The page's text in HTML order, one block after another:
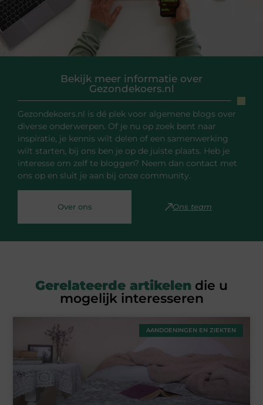
Bekijk meer informatie over
Gezondekoers.nl
Gezondekoers.nl is dé plek voor algemene blogs over
diverse onderwerpen. Of je nu op zoek bent naar
inspiratie, je kennis wilt delen of een samenwerking
wilt starten, bij ons ben je op de juiste plaats. Heb je
interesse om zelf te bloggen? Neem dan contact met
ons op en sluit je aan bij onze community.
Over ons Ons team
Gerelateerde artikelen die u
mogelijk interesseren
AANDOENINGEN EN ZIEKTEN